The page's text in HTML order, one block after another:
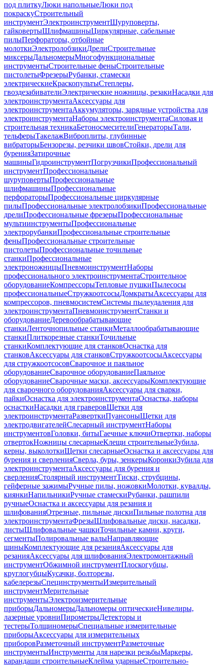
под плиткуЛюки напольныеЛюки под
покраскуСтроительный
инструментЭлектроинструментШуруповерты,
гайковертыШлифмашиныЦиркулярные, сабельные
пилыПерфораторы, отбойные
молоткиЭлектролобзикиДрелиСтроительные
миксерыДальномерыМногофункциональные
инструментыСтроительные феныСтроительные
пистолетыФрезерыРубанки, стамески
электрическиеКраскопультыСтеплеры,
гвоздезабивателиЭлектрические ножницы, резакиНасадки для
электроинструментаАксессуары для
электроинструментаАккумуляторы, зарядные устройства для
электроинструментаНаборы электроинструментаСиловая и
строительная техникаБетоносмесителиГенераторыТали,
тельферыТакелажВиброплиты, глубинные
вибраторыБензорезы, резчики швовСтойки, дрели для
буренияЗатирочные
машиныГидроинструментПогрузчикиПрофессиональный
инструментПрофессиональные
шуруповертыПрофессиональные
шлифмашиныПрофессиональные
перфораторыПрофессиональные циркулярные
пилыПрофессиональные электролобзикиПрофессиональные
дрелиПрофессиональные фрезерыПрофессиональные
мультиинструментыПрофессиональные
электрорубанкиПрофессиональные строительные
феныПрофессиональные строительные
пистолетыПрофессиональные точильные
станкиПрофессиональные
электроножницыПневмоинструментНаборы
профессионального электроинструментаСтроительное
оборудованиеКомпрессорыТепловые пушкиПылесосы
профессиональныеСтружкоотсосыДомкратыАксессуары для
компрессоров, пневмосистемСистемы пылеудаления для
электроинструментаПневмоинструментСтанки и
оборудованиеДеревообрабатывающие
станкиЛенточнопильные станкиМеталлообрабатывающие
станкиПлиткорезные станкиТочильные
станкиКомплектующие для станковОснастка для
станковАксессуары для станковСтружкоотсосыАксессуары
для стружкоотсосовСварочное и паяльное
оборудованиеСварочное оборудованиеПаяльное
оборудованиеСварочные маски, аксессуарыКомплектующие
для сварочного оборудованияАксессуары для сварки,
пайкиОснастка для электроинструментаОснастка, наборы
оснасткиНасадки для граверовЩетки для
электроинструментаРазверткиПуансоныЩетки для
электродвигателейСлесарный инструментНаборы
инструментовГоловки, битыГаечные ключиОтвертки, наборы
отвертокНожницы слесарныеКлещи строительныеЗубила,
керны, выколоткиЩетки слесарныеОснастка и аксессуары для
бурения и сверленияСверла, буры, зенкерыКоронкиЗубила для
электроинструментаАксессуары для бурения и
сверленияСтолярный инструментТиски, струбцины,
гейферные зажимыРучные пилы, ножовкиМолотки, кувалды,
киянкиНапильникиРучные стамескиРубанки, рашпили
ручныеОснастка и аксессуары для резания и
шлифованияОтрезные, пильные дискиПильные полотна для
электроинструментаФрезыШлифовальные диски, насадки,
листыШлифовальные чашкиТочильные камни, круги,
сегментыПолировальные валыНаправляющие
шиныКомплектующие для резанияАксессуары для
резанияАксессуары для шлифованияЭлектромонтажный
инструментОбжимной инструментПлоскогубцы,
круглогубцыКусачки, болторезы,
кабелерезыСпецинструментыИзмерительный
инструментМерительные
инструментыЭлектроизмерительные
приборыДальномерыДальномеры оптическиеНивелиры,
лазерные уровниПирометрыДетекторы и
тестерыТолщиномерыСпециальные измерительные
приборыАксессуары для измерительных
приборовРазметочный инструментРазметочные
инструментыИнструменты для нарезки резьбыМаркеры,
карандаши строительныеКлейма ударныеСтроительно-